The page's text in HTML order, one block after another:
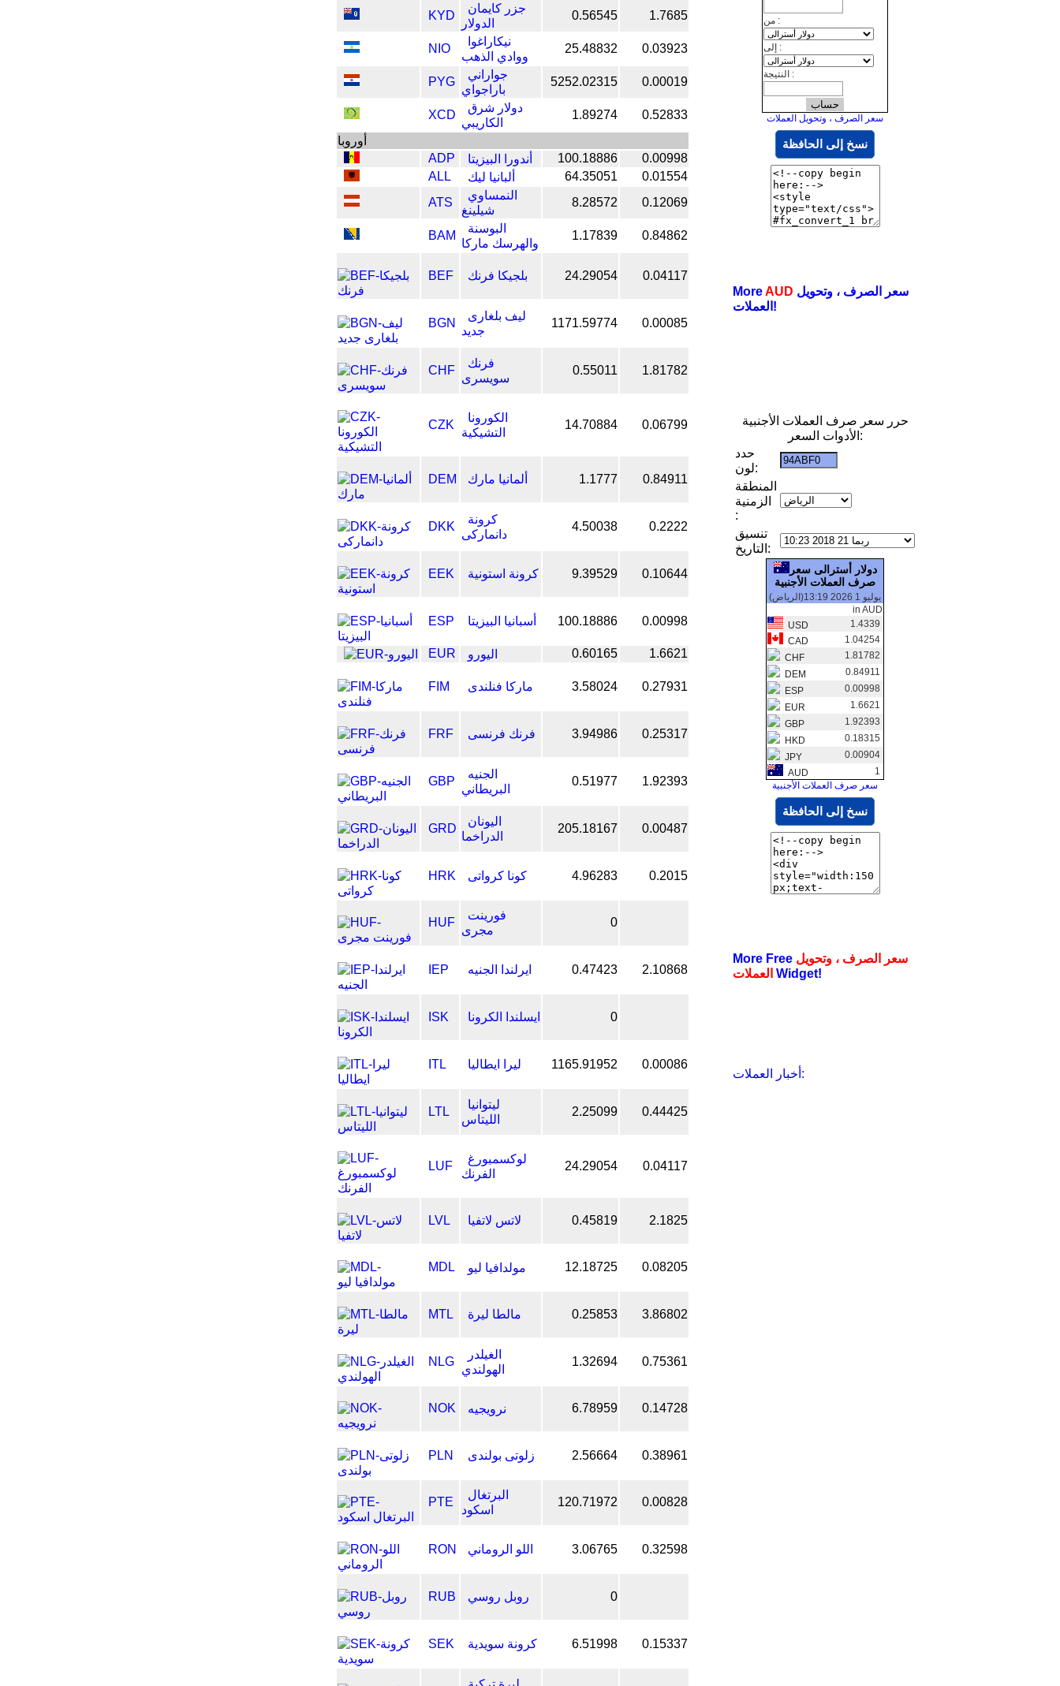
KYD
جزر كايمان
الدولار
0.56545 1.7685
NIO
نيكاراغوا
ووادي الذهب
25.48832 0.03923
PYG
جواراني
باراجواي
5252.02315 0.00019
XCD
دولار شرق
الكاريبي
1.89274
0.52833
أوروبا
ADP
أندورا البيزيتا 100.18886
0.00998
ALL
ألبانيا ليك 64.35051
0.01554
ATS
النمساوي
شيلينغ
8.28572 0.12069
BAM
البوسنة
والهرسك ماركا
1.17839 0.84862
BEF بلجيكا فرنك 24.29054 0.04117
BGN
ليف بلغارى
جديد
1171.59774 0.00085
CHF
فرنك
سويسرى
0.55011 1.81782
CZK
الكورونا
التشيكية
14.70884 0.06799
DEM ألمانيا مارك 1.1777 0.84911
DKK
كرونة
دانماركى
4.50038 0.2222
EEK كرونة استونية 9.39529 0.10644
ESP أسبانيا البيزيتا 100.18886 0.00998
EUR اليورو 0.60165 1.6621
FIM ماركا فنلندى 3.58024 0.27931
FRF فرنك فرنسى 3.94986 0.25317
GBP
الجنيه
البريطاني
0.51977 1.92393
GRD
اليونان
الدراخما
205.18167 0.00487
HRK كونا كرواتى 4.96283 0.2015
HUF
فورينت
مجرى
0
IEP ايرلندا الجنيه 0.47423 2.10868
ISK ايسلندا الكرونا 0
ITL ليرا ايطاليا 1165.91952 0.00086
LTL
ليتوانيا
الليتاس
2.25099 0.44425
LUF
لوكسمبورغ
الفرنك
24.29054 0.04117
LVL لاتس لاتفيا 0.45819 2.1825
MDL مولدافيا ليو 12.18725 0.08205
MTL مالطا ليرة 0.25853 3.86802
NLG
الغيلدر
الهولندي
1.32694 0.75361
NOK نرويجيه 6.78959 0.14728
PLN زلوتى بولندى 2.56664 0.38961
PTE
البرتغال
اسكود
120.71972 0.00828
RON اللو الروماني 3.06765 0.32598
RUB روبل روسي 0
SEK كرونة سويدية 6.51998 0.15337
من :
إلى :
النتيجة :
سعر الصرف ، وتحويل العملات
نسخ إلى الحافظة
MoreAUD
العملات!
حرر سعر صرف العملات الأجنبية
الأدوات السعر:
حدد
لون:
المنطقة
الزمنية
:
تنسيق
التاريخ:
دولار أسترالى سعر
صرف العملات الأجنبية
يوليو 1 2026 13:19(الرياض)
in AUD
USD
1.4339
CAD
1.04254
CHF
1.81782
DEM
0.84911
ESP
0.00998
EUR
1.6621
GBP
1.92393
HKD
0.18315
JPY
0.00904
AUD
1
سعر صرف العملات الأجنبية
نسخ إلى الحافظة
More Free سعر الصرف ، وتحويل
العملات Widget!
أخبار العملات: